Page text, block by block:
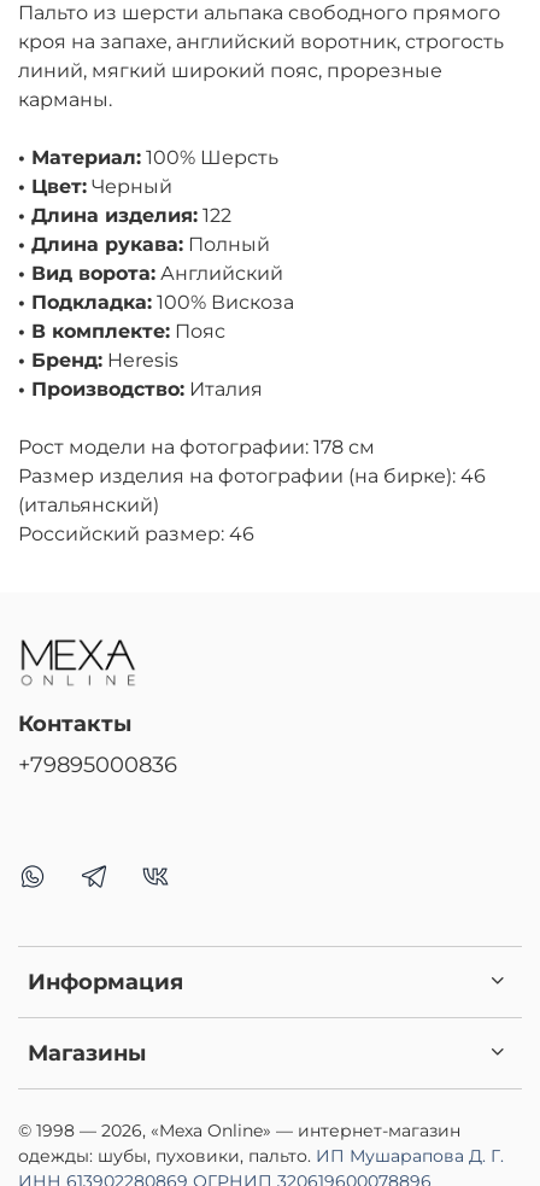
Пальто из шерсти альпака свободного прямого
кроя на запахе, английский воротник, строгость
линий, мягкий широкий пояс, прорезные
карманы.
• Материал: 100% Шерсть
• Цвет: Черный
• Длина изделия: 122
• Длина рукава: Полный
• Вид ворота: Английский
• Подкладка: 100% Вискоза
• В комплекте: Пояс
• Бренд: Heresis
• Производство: Италия
Рост модели на фотографии: 178 см
Размер изделия на фотографии (на бирке): 46
(итальянский)
Российский размер: 46
Информация
Магазины
Контакты
+79895000836
© 1998 — 2026, «Mexa Online» — интернет-магазин
одежды: шубы, пуховики, пальто. ИП Мушарапова Д. Г.
ИНН 613902280869 ОГРНИП 320619600078896